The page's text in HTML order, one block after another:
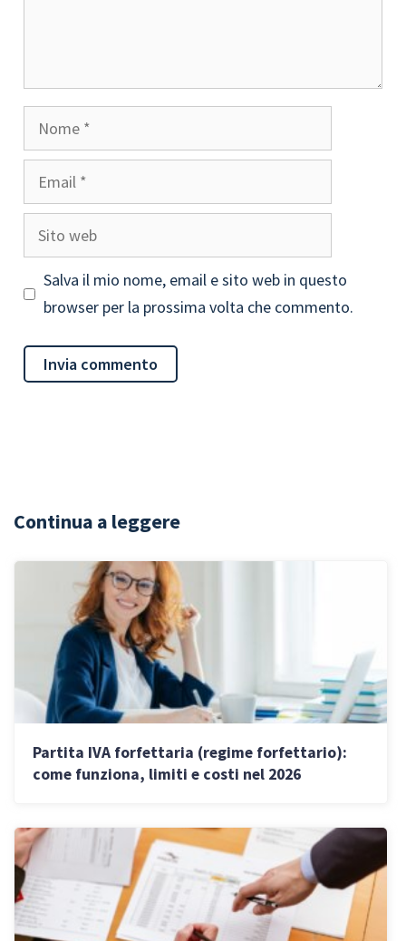
Nome
Email
Sito
web
Salva il mio nome, email e sito web in questo
browser per la prossima volta che commento.
Continua a leggere
Partita IVA forfettaria (regime forfettario):
come funziona, limiti e costi nel 2026